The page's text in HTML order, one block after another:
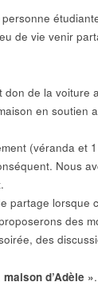
de vie venir
de la voiture
en soutien
(véranda et
Nous
partage lorsque
des
des
maison d’Adèle ».